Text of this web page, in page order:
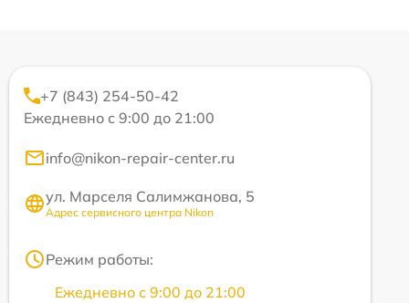
+7 (843) 254-50-42
Ежедневно с 9:00 до 21:00
info@nikon-repair-center.ru
ул. Марселя Салимжанова, 5
Адрес сервисного центра Nikon
Режим работы:
Ежедневно с 9:00 до 21:00